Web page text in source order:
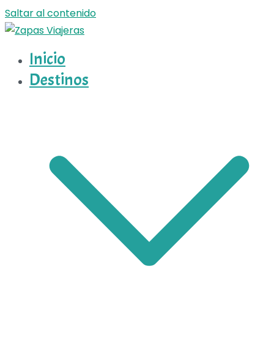
Saltar al contenido
Zapas Viajeras
Zapas Viajeras viajes y escapadas pa que te copies
Inicio
Destinos